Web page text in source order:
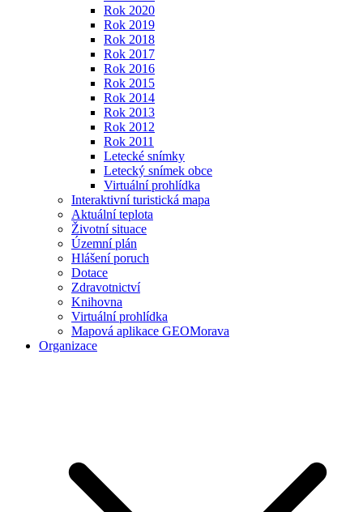
Rok 2020
Rok 2019
Rok 2018
Rok 2017
Rok 2016
Rok 2015
Rok 2014
Rok 2013
Rok 2012
Rok 2011
Letecké snímky
Letecký snímek obce
Virtuální prohlídka
Interaktivní turistická mapa
Aktuální teplota
Životní situace
Územní plán
Hlášení poruch
Dotace
Zdravotnictví
Knihovna
Virtuální prohlídka
Mapová aplikace GEOMorava
Organizace